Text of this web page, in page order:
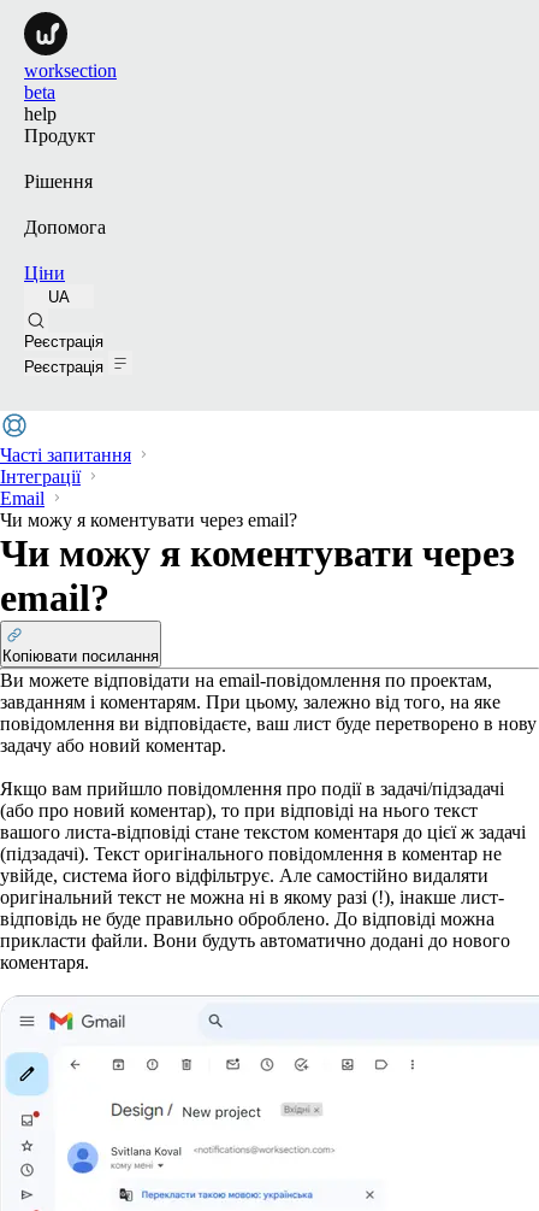
worksection
beta
help
Продукт
Рішення
Допомога
Ціни
UA
Реєстрація
Реєстрація
Часті запитання
Інтеграції
Email
Чи можу я коментувати через email?
Чи можу я коментувати через
email?
Копіювати посилання
Ви можете відповідати на email-повідомлення по проектам,
завданням і коментарям. При цьому, залежно від того, на яке
повідомлення ви відповідаєте, ваш лист буде перетворено в нову
задачу або новий коментар.
Якщо вам прийшло повідомлення про події в задачі/підзадачі
(або про новий коментар), то при відповіді на нього текст
вашого листа-відповіді стане текстом коментаря до цієї ж задачі
(підзадачі). Текст оригінального повідомлення в коментар не
увійде, система його відфільтрує. Але самостійно видаляти
оригінальний текст не можна ні в якому разі (!), інакше лист-
відповідь не буде правильно оброблено. До відповіді можна
прикласти файли. Вони будуть автоматично додані до нового
коментаря.